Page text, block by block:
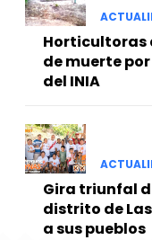
Horticultoras
de muerte
del INIA
Gira triunfal
distrito de
a sus pueblos